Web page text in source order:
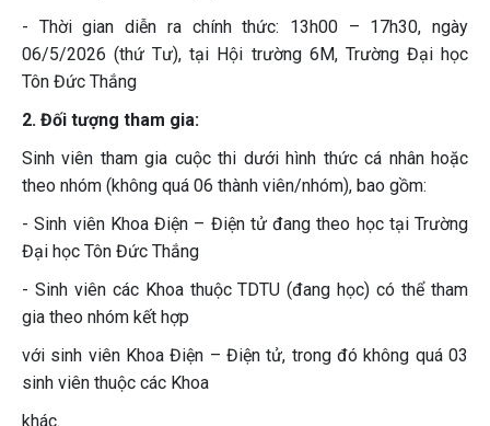
- Thời gian diễn ra chính thức: 13h00 – 17h30, ngày
06/5/2026 (thứ Tư), tại Hội trường 6M, Trường Đại học
Tôn Đức Thắng
2. Đối tượng tham gia:
Sinh viên tham gia cuộc thi dưới hình thức cá nhân hoặc
theo nhóm (không quá 06 thành viên/nhóm), bao gồm:
- Sinh viên Khoa Điện – Điện tử đang theo học tại Trường
Đại học Tôn Đức Thắng
- Sinh viên các Khoa thuộc TDTU (đang học) có thể tham
gia theo nhóm kết hợp
với sinh viên Khoa Điện – Điện tử, trong đó không quá 03
sinh viên thuộc các Khoa
khác.